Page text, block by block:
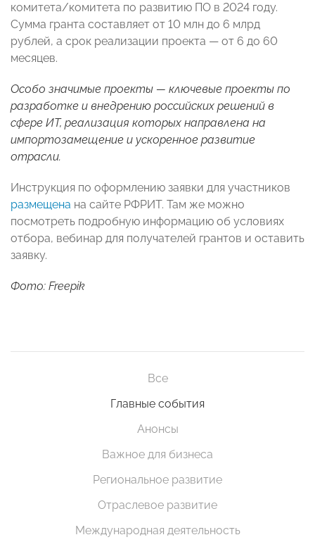
комитета/комитета по развитию ПО в 2024 году.
Сумма гранта составляет от 10 млн до 6 млрд
рублей, а срок реализации проекта — от 6 до 60
месяцев.
Особо значимые проекты — ключевые проекты по
разработке и внедрению российских решений в
сфере ИТ, реализация которых направлена на
импортозамещение и ускоренное развитие
отрасли.
Инструкция по оформлению заявки для участников
размещена на сайте РФРИТ. Там же можно
посмотреть подробную информацию об условиях
отбора, вебинар для получателей грантов и оставить
заявку.
Фото: Freepik
Все
Главные события
Анонсы
Важное для бизнеса
Региональное развитие
Отраслевое развитие
Международная деятельность